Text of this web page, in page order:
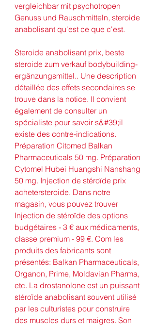
vergleichbar mit psychotropen
Genuss und Rauschmitteln, steroide
anabolisant qu'est ce que c'est.
Steroide anabolisant prix, beste
steroide zum verkauf bodybuilding-
ergänzungsmittel.. Une description
détaillée des effets secondaires se
trouve dans la notice. Il convient
également de consulter un
spécialiste pour savoir s&#39;il
existe des contre-indications.
Préparation Citomed Balkan
Pharmaceuticals 50 mg. Préparation
Cytomel Hubei Huangshi Nanshang
50 mg. Injection de stéroïde prix
achetersteroide. Dans notre
magasin, vous pouvez trouver
Injection de stéroïde des options
budgétaires - 3 € aux médicaments,
classe premium - 99 €. Com les
produits des fabricants sont
présentés: Balkan Pharmaceuticals,
Organon, Prime, Moldavian Pharma,
etc. La drostanolone est un puissant
stéroïde anabolisant souvent utilisé
par les culturistes pour construire
des muscles durs et maigres. Son